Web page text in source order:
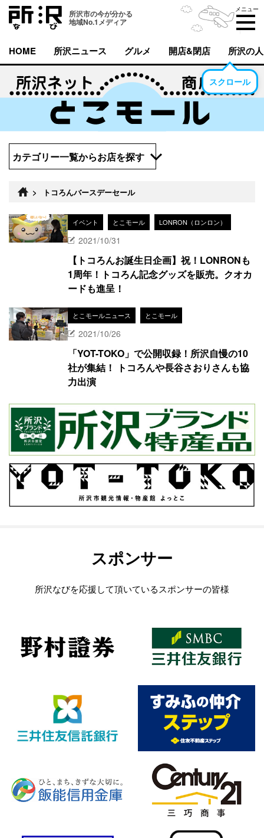
所沢市の今が分かる
地域No.1メディア
メニュー
HOME 所沢ニュース グルメ 開店&閉店 所沢の人
スクロール
カテゴリー一覧からお店を探す
> トコろんバースデーセール
イベント とこモール LONRON（ロンロン）
2021/10/31
【トコろんお誕生日企画】祝！LONRONも
1周年！トコろん記念グッズを販売。クオカ
ードも進呈！
とこモールニュース とこモール
2021/10/26
「YOT-TOKO」で公開収録！所沢自慢の10
社が集結！ トコろんや長谷さおりさんも協
力出演
スポンサー
所沢なびを応援して頂いているスポンサーの皆様